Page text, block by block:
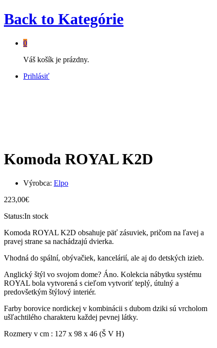
Back to Kategórie
0
Váš košík je prázdny.
Prihlásiť
Komoda ROYAL K2D
Výrobca: Elpo
223,00€
Status:In stock
Komoda ROYAL K2D obsahuje päť zásuviek, pričom na ľavej a
pravej strane sa nachádzajú dvierka.
Vhodná do spální, obývačiek, kancelárií, ale aj do detských izieb.
Anglický štýl vo svojom dome? Áno. Kolekcia nábytku systému
ROYAL bola vytvorená s cieľom vytvoriť teplý, útulný a
predovšetkým štýlový interiér.
Farby borovice nordickej v kombinácii s dubom dziki sú vrcholom
ušľachtilého charakteru každej pevnej látky.
Rozmery v cm : 127 x 98 x 46 (Š V H)